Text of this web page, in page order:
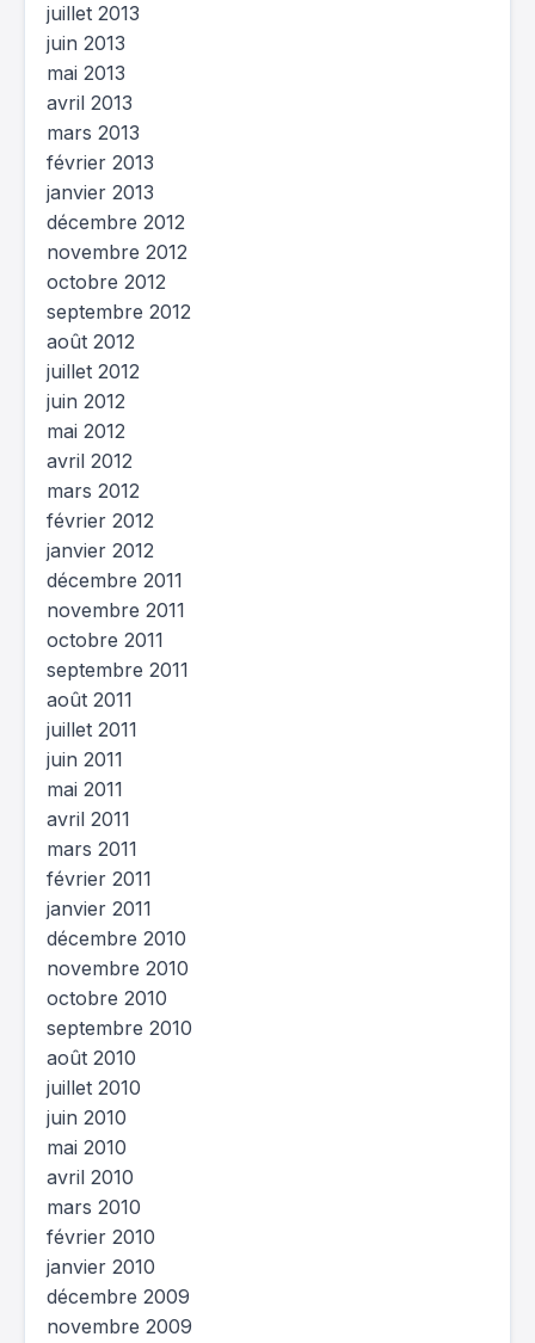
juillet 2013
juin 2013
mai 2013
avril 2013
mars 2013
février 2013
janvier 2013
décembre 2012
novembre 2012
octobre 2012
septembre 2012
août 2012
juillet 2012
juin 2012
mai 2012
avril 2012
mars 2012
février 2012
janvier 2012
décembre 2011
novembre 2011
octobre 2011
septembre 2011
août 2011
juillet 2011
juin 2011
mai 2011
avril 2011
mars 2011
février 2011
janvier 2011
décembre 2010
novembre 2010
octobre 2010
septembre 2010
août 2010
juillet 2010
juin 2010
mai 2010
avril 2010
mars 2010
février 2010
janvier 2010
décembre 2009
novembre 2009